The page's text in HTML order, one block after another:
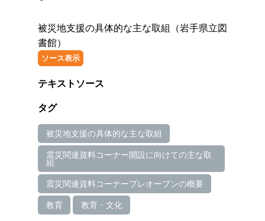
ENGLISH 日本語
被災地支援の具体的な主な取組（岩手県立図
書館）
ソース表示
テキストソース
タグ
被災地支援の具体的な主な取組
震災関連資料コーナー開設に向けての主な取
組
震災関連資料コーナープレオープンの概要
教育 教育・文化